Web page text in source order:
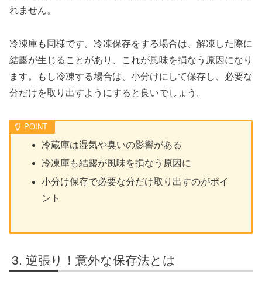
れません。
冷凍庫も同様です。冷凍保存をする場合は、解凍した際に
結露が生じることがあり、これが風味を損なう原因になり
ます。もし冷凍する場合は、小分けにして保存し、必要な
分だけを取り出すようにすると良いでしょう。
冷蔵庫は湿気や臭いの影響がある
冷凍庫も結露が風味を損なう原因に
小分け保存で必要な分だけ取り出すのがポイ
ント
逆張り！意外な保存法とは